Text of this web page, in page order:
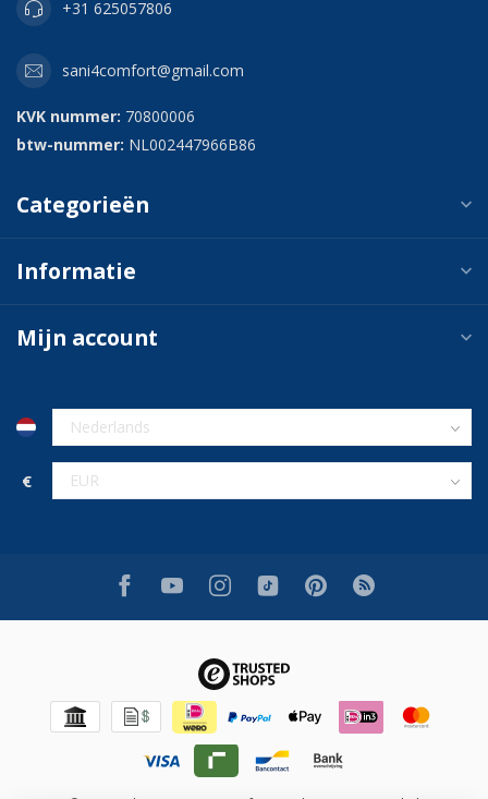
+31 625057806
sani4comfort@gmail.com
KVK nummer: 70800006
btw-nummer: NL002447966B86
Categorieën
Informatie
Mijn account
€